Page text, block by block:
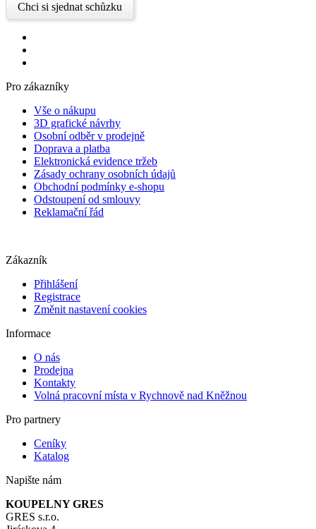
Chci si sjednat schůzku
Pro zákazníky
Vše o nákupu
3D grafické návrhy
Osobní odběr v prodejně
Doprava a platba
Elektronická evidence tržeb
Zásady ochrany osobních údajů
Obchodní podmínky e-shopu
Odstoupení od smlouvy
Reklamační řád
Zákazník
Přihlášení
Registrace
Změnit nastavení cookies
Informace
O nás
Prodejna
Kontakty
Volná pracovní místa v Rychnově nad Kněžnou
Pro partnery
Ceníky
Katalog
Napište nám
KOUPELNY GRES
GRES s.r.o.